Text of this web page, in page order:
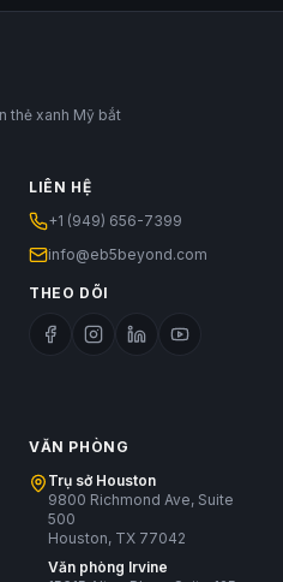
thẻ xanh Mỹ bắt
LIÊN HỆ
+1 (949) 656-7399
info@eb5beyond.com
THEO DÕI
VĂN PHÒNG
Trụ sở Houston
9800 Richmond Ave, Suite
500
Houston, TX 77042
Văn phòng Irvine